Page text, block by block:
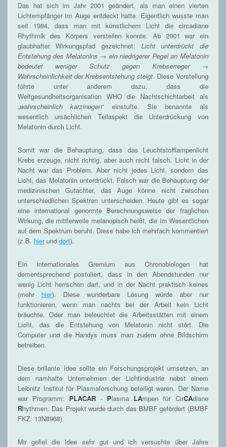
Das hat sich im Jahr 2001 geändert, als man einen vierten
Lichtempfänger im Auge entdeckt hatte. Eigentlich wusste man
seit 1984, dass man mit künstlichem Licht die circadiane
Rhythmik des Körpers verstellen konnte. Ab 2001 war ein
glaubhafter Wirkungspfad gezeichnet: Licht unterdrückt die
Entstehung des Melatonins → ein niedrigerer Pegel an Melatonin
bedeutet weniger Schutz gegen Krebserreger →
Wahrscheinlichkeit der Krebsentstehung steigt. Diese Vorstellung
führte unter anderem dazu, dass die
Weltgesundheitsorganisation WHO die Nachtschichtarbeit als
„wahrscheinlich karzinogen“ einstufte. Sie benannte als
wesentlich ursächlichen Teilaspekt die Unterdrückung von
Melatonin durch Licht.
Somit war die Behauptung, dass das Leuchtstofflampenlicht
Krebs erzeuge, nicht richtig, aber auch nicht falsch. Licht in der
Nacht war das Problem. Aber nicht jedes Licht, sondern das
Licht, das Melatonin unterdrückt. Falsch war die Behauptung der
medizinischen Gutachter, das Auge könne nicht zwischen
unterschiedlichen Spektren unterscheiden. Heute gibt es sogar
eine international genormte Berechnungsweise der fraglichen
Wirkung, die mittlerweile melanopisch heißt, die im Wesentlichen
auf dem Spektrum beruht. Diese habe ich mehrfach kommentiert
(z.B. hierund dort).
Ein internationales Gremium aus Chronobiologen hat
dementsprechend postuliert, dass in den Abendstunden nur
wenig Licht herrschen darf, und in der Nacht praktisch keines
(mehr hier). Diese wunderbare Lösung würde aber nur
funktionieren, wenn man nachts bei der Arbeit kein Licht
bräuchte. Oder man beleuchtet die Arbeitsstätten mit einem
Licht, das die Entstehung von Melatonin nicht stört. Die
Computer und die Handys muss man zudem ohne Bildschirm
betreiben.
Diese brillante Idee sollte ein Forschungsprojekt umsetzen, an
dem namhafte Unternehmen der Lichtindustrie nebst einem
Leibnitz Institut für Plasmaforschung beteiligt waren. Der Name
war Programm: PLACAR- Plasma LAmpen für CirCAdiane
Rhythmen. Das Projekt wurde durch das BMBF gefördert (BMBF
FKZ: 13N8968).
Mir gefiel die Idee sehr gut und ich versuchte über Jahre